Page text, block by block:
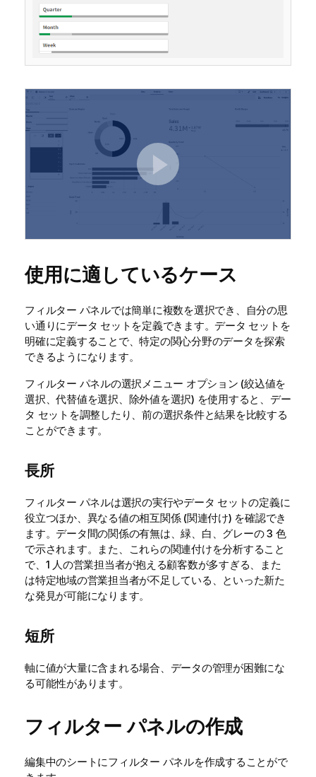
使用に適しているケース
フィルター パネルでは簡単に複数を選択でき、自分の思
い通りにデータ セットを定義できます。データ セットを
明確に定義することで、特定の関心分野のデータを探索
できるようになります。
フィルター パネルの選択メニュー オプション (絞込値を
選択、代替値を選択、除外値を選択) を使用すると、デー
タ セットを調整したり、前の選択条件と結果を比較する
ことができます。
長所
フィルター パネルは選択の実行やデータ セットの定義に
役立つほか、異なる値の相互関係 (関連付け) を確認でき
ます。データ間の関係の有無は、緑、白、グレーの 3 色
で示されます。また、これらの関連付けを分析すること
で、1 人の営業担当者が抱える顧客数が多すぎる、また
は特定地域の営業担当者が不足している、といった新た
な発見が可能になります。
短所
軸に値が大量に含まれる場合、データの管理が困難にな
る可能性があります。
フィルター パネルの作成
編集中のシートにフィルター パネルを作成することがで